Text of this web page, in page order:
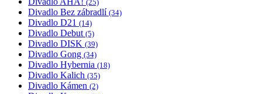
(25)
Divadlo Bez zábradlí (34)
Divadlo D21 (14)
Divadlo Debut (5)
Divadlo DISK (39)
Divadlo Gong (34)
Divadlo Hybernia (18)
Divadlo Kalich (35)
Divadlo Kámen (2)